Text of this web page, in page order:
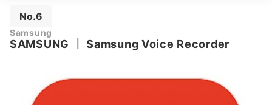
No.6
Samsung
SAMSUNG ｜Samsung Voice Recorder